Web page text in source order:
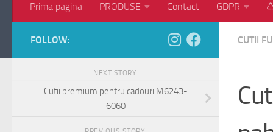
Prima pagina PRODUSE Contact GDPR
CUTII
FOLLOW:
NEXT STORY
Cutii premium pentru cadouri M6243-
6060